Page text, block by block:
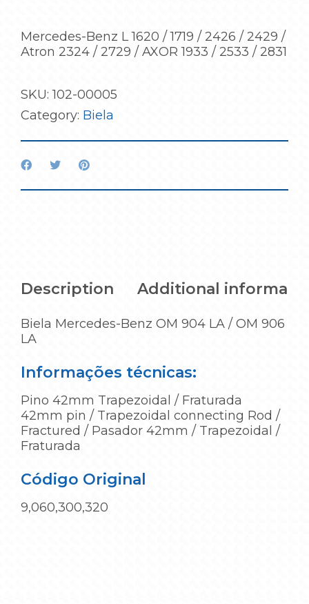
Mercedes-Benz L 1620 / 1719 / 2426 / 2429 /
Atron 2324 / 2729 / AXOR 1933 / 2533 / 2831
SKU:102-00005
Category: Biela
Description Additional
Biela Mercedes-Benz OM 904 LA / OM 906
LA
Informações técnicas:
Pino 42mm Trapezoidal / Fraturada
42mm pin / Trapezoidal connecting Rod /
Fractured / Pasador 42mm / Trapezoidal /
Fraturada
Código Original
9,060,300,320